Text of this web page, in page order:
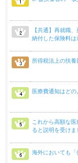
【共通】再就職
納付した保険料は
所得税法上の扶
医療費通知はど
これから高額な
ると説明を受けま
海外においても「